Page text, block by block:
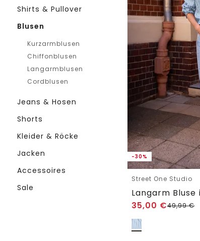
Shirts & Pullover
Blusen
Kurzarmblusen
Chiffonblusen
Langarmblusen
Cordblusen
Jeans & Hosen
Shorts
Kleider & Röcke
Jacken
Accessoires
Sale
-30%
Street One Studio
35,00 €49,99€